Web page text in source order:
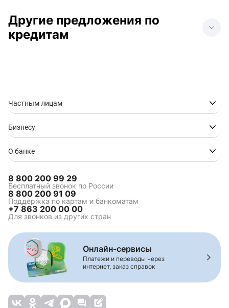
Другие предложения по
кредитам
финансовую платформу
«Финуслуги»
Кредит без кредитной
истории
подтверждения дохода
Кредит без залога и
Кредит "Быстрый"
Кредит для студентов
Кредит наличными для
бюджетников и
госслужащих
процентной ставкой
обращения
Срочный кредит за 5
минут
Онлайн заявка на
кредит
Кредит на 2 года
Частным лицам
Бизнесу
О банке
8 800 200 99 29
Бесплатный звонок по России
8 800 200 91 09
Поддержка по картам и банкоматам
+7 863 200 00 00
Для звонков из других стран
Онлайн-сервисы
Платежи и переводы через
интернет, заказ справок